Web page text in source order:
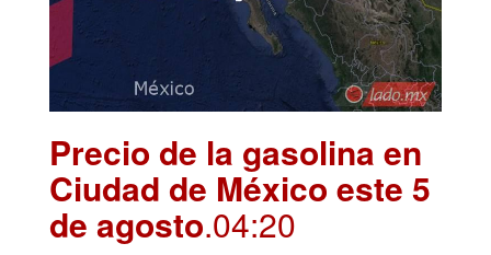
Precio de la gasolina en
Ciudad de México este 5
de agosto.04:20